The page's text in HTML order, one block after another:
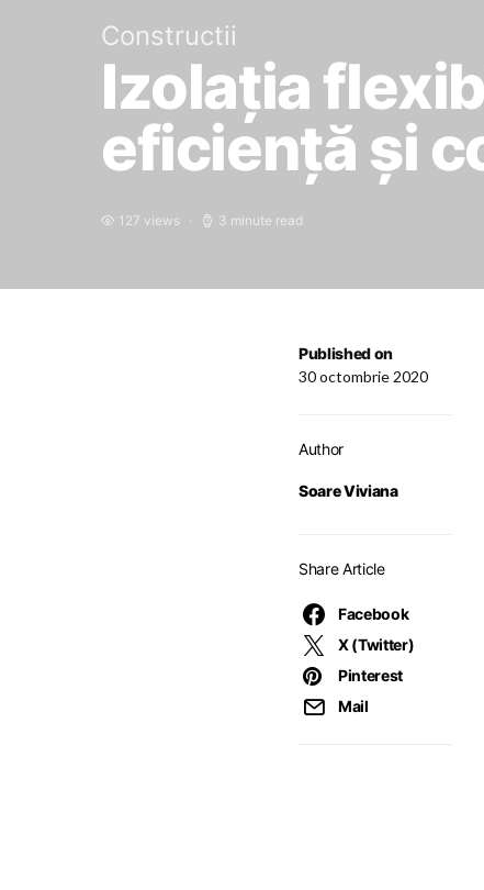
Constructii
Izolația
eficiență și
127 views 3 minute read
Published on
30 octombrie 2020
Author
Soare Viviana
Share Article
Facebook
X (Twitter)
Pinterest
Mail